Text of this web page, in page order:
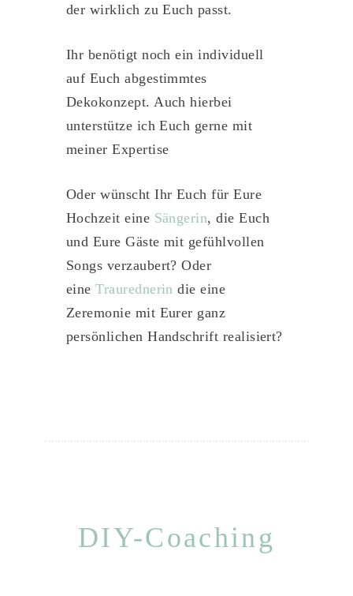
der wirklich zu Euch passt.
Ihr benötigt noch ein individuell
auf Euch abgestimmtes
Dekokonzept. Auch hierbei
unterstütze ich Euch gerne mit
meiner Expertise
Oder wünscht Ihr Euch für Eure
Hochzeit eine Sängerin, die Euch
und Eure Gäste mit gefühlvollen
Songs verzaubert? Oder
eineTraurednerin die eine
Zeremonie mit Eurer ganz
persönlichen Handschrift realisiert?
DIY-Coaching